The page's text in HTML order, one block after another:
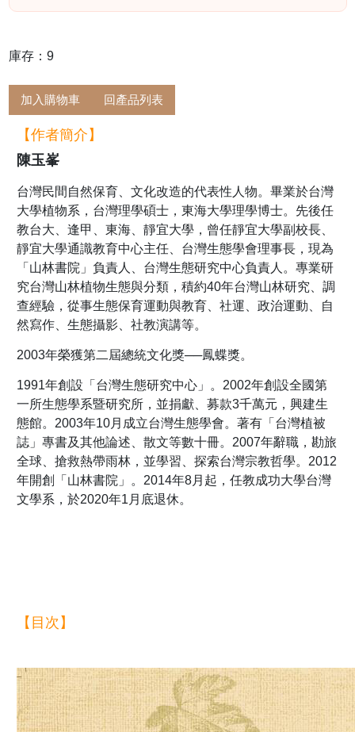
庫存：9
加入購物車 回產品列表
【作者簡介】
陳玉峯
台灣民間自然保育、文化改造的代表性人物。畢業於台灣
大學植物系，台灣理學碩士，東海大學理學博士。先後任
教台大、逢甲、東海、靜宜大學，曾任靜宜大學副校長、
靜宜大學通識教育中心主任、台灣生態學會理事長，現為
「山林書院」負責人、台灣生態研究中心負責人。專業研
究台灣山林植物生態與分類，積約40年台灣山林研究、調
查經驗，從事生態保育運動與教育、社運、政治運動、自
然寫作、生態攝影、社教演講等。
2003年榮獲第二屆總統文化獎──鳳蝶獎。
1991年創設「台灣生態研究中心」。2002年創設全國第
一所生態學系暨研究所，並捐獻、募款3千萬元，興建生
態館。2003年10月成立台灣生態學會。著有「台灣植被
誌」專書及其他論述、散文等數十冊。2007年辭職，勘旅
全球、搶救熱帶雨林，並學習、探索台灣宗教哲學。2012
年開創「山林書院」。2014年8月起，任教成功大學台灣
文學系，於2020年1月底退休。
【目次】